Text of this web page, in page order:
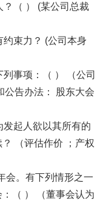
（ ） (某公司总裁
束力？ (公司本身
事项：（ ） （公司
公告办法： 股东大会
起人欲以其所有的
（评估作价 ；产权
会。有下列情形之一
（ ） （董事会认为